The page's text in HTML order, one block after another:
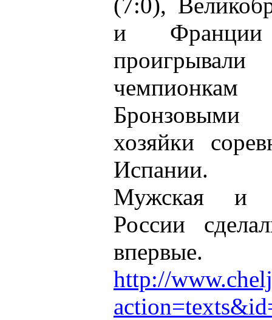
и
Бронзовыми
хозяйки
Испании.
Мужская и
России
впервые.
http://